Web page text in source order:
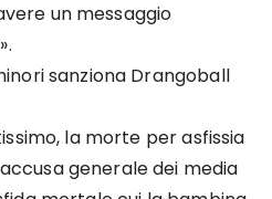
un messaggio
sanziona Drangoball
la morte per asfissia
generale dei media